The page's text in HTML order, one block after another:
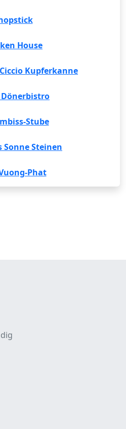
House
Kupferkanne
Dönerbistro
Stube
Sonne Steinen
Phat